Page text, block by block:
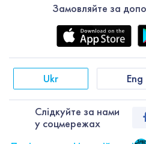
Замовляйте за
Слiдкуйте за нами
у соцмережах
Ukr Eng